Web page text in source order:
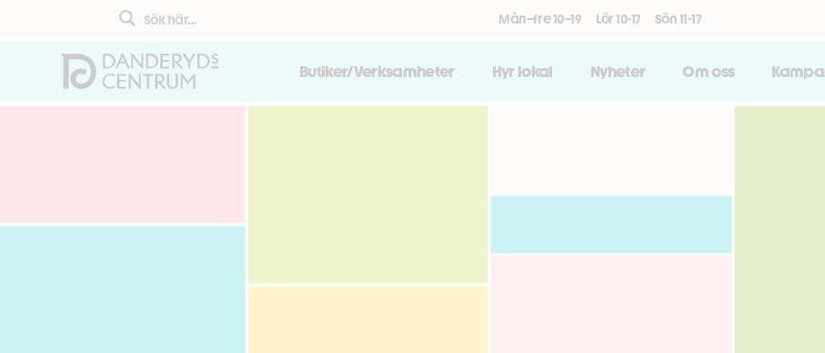
Mån–fre 10–19 Lör 10-17 Sön 11-17
Butiker/Verksamheter Hyr lokal Nyheter Om oss